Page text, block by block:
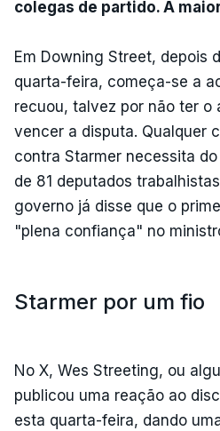
colegas de partido. A
Em Downing Street, depois
quarta-feira, começa-se a
recuou, talvez por não ter o
vencer a disputa. Qualquer
contra Starmer necessita
de 81 deputados
governo já disse que o
"plena confiança" no
Starmer por um fio
No X, Wes Streeting, ou
publicou uma reação ao
esta quarta-feira, dando